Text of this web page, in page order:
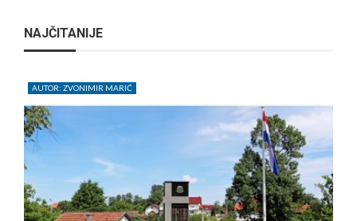
NAJČITANIJE
AUTOR: ZVONIMIR MARIĆ